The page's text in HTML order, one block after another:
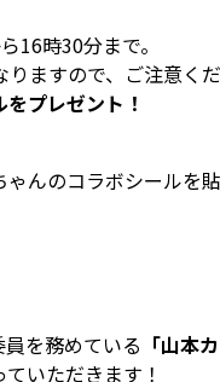
16時30分まで。
りますので、ご注意くだ
プレゼント！
んのコラボシールを
を務めている 「山本
いただきます！